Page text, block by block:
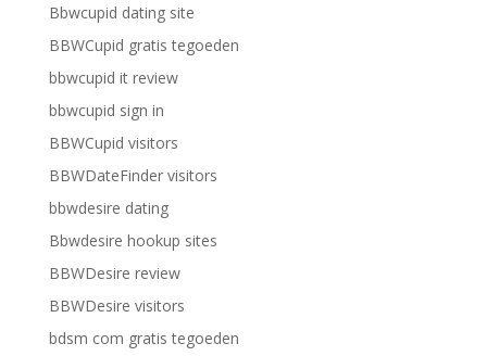
Bbwcupid dating site
BBWCupid gratis tegoeden
bbwcupid it review
bbwcupid sign in
BBWCupid visitors
BBWDateFinder visitors
bbwdesire dating
Bbwdesire hookup sites
BBWDesire review
BBWDesire visitors
bdsm com gratis tegoeden